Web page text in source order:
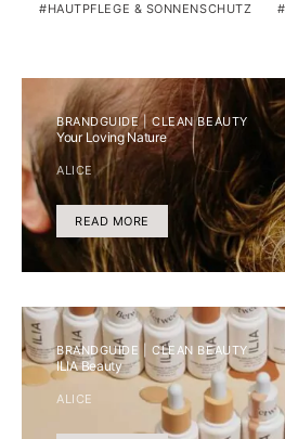
HAUTPFLEGE & SONNENSCHUTZ
BRANDGUIDE | CLEAN BEAUTY
Your Loving Nature
ALICE
READ MORE
BRANDGUIDE | CLEAN BEAUTY
ILIA Beauty
ALICE